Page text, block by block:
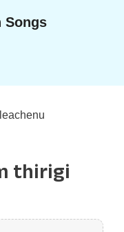
Songs
thirigi